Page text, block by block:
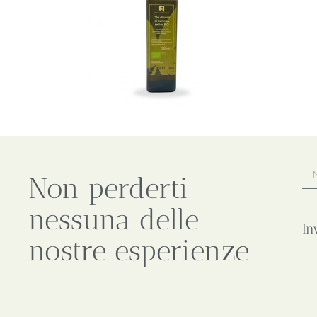
Non perderti
nessuna delle
nostre esperienze